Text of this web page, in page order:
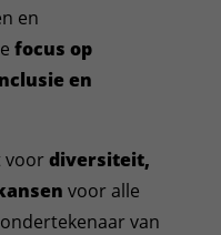
en
focus op
en
voordiversiteit,
voor alle
van